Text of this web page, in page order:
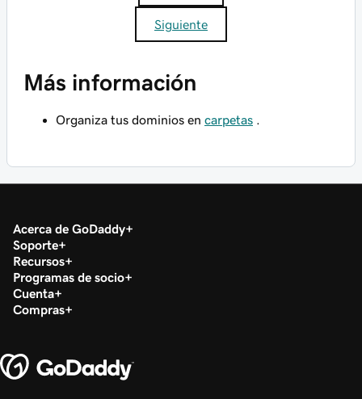
Siguiente
Más información
Organiza tus dominios en carpetas
Acerca de GoDaddy
Soporte
Recursos
Programas de socio
Cuenta
Compras